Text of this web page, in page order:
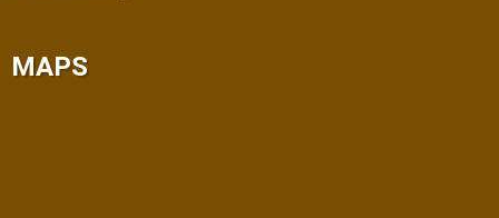
MAPS